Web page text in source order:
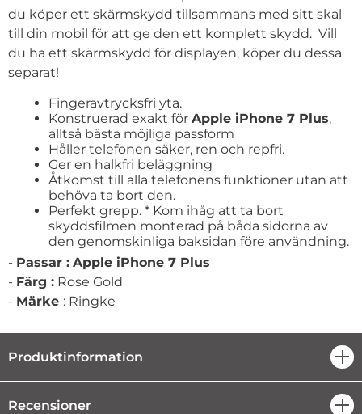
du köper ett skärmskydd tillsammans med sitt skal
till din mobil för att ge den ett komplett skydd. Vill
du ha ett skärmskydd för displayen, köper du dessa
separat!
Fingeravtrycksfri yta.
Konstruerad exakt för Apple iPhone 7 Plus,
alltså bästa möjliga passform
Håller telefonen säker, ren och repfri.
Ger en halkfri beläggning
Åtkomst till alla telefonens funktioner utan att
behöva ta bort den.
Perfekt grepp. * Kom ihåg att ta bort
skyddsfilmen monterad på båda sidorna av
den genomskinliga baksidan före användning.
- Passar : Apple iPhone 7 Plus
- Färg : Rose Gold
- Märke : Ringke
Produktinformation
Recensioner